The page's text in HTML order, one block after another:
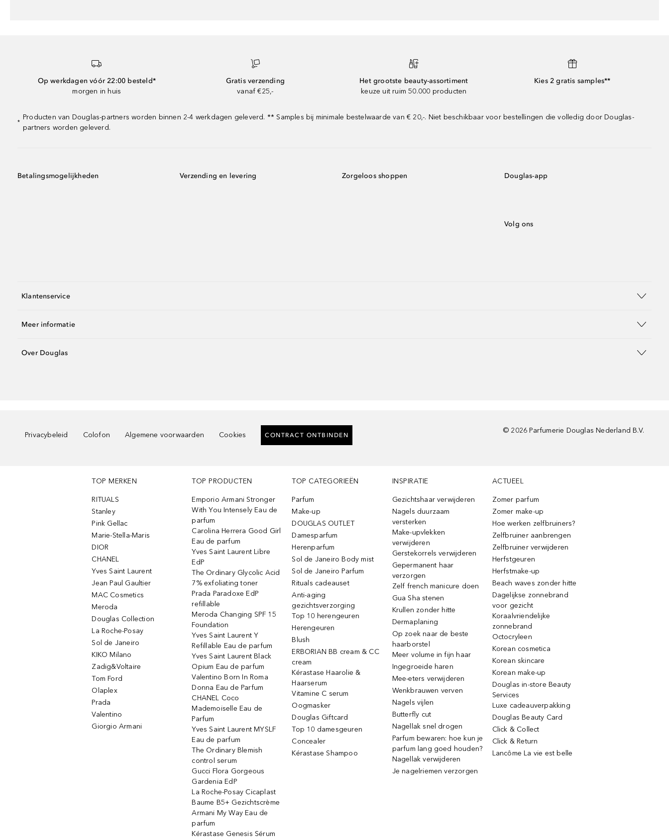
Op werkdagen vóór 22:00 besteld*
morgen in huis
Gratis verzending
vanaf €25,-
Het grootste beauty-assortiment
keuze uit ruim 50.000 producten
Kies 2 gratis samples**
*
Producten van Douglas-partners worden binnen 2-4 werkdagen geleverd. ** Samples bij minimale bestelwaarde van € 20,-. Niet beschikbaar voor bestellingen die volledig door Douglas-
partners worden geleverd.
Betalingsmogelijkheden Verzending en levering Zorgeloos shoppen Douglas-app
Volg ons
Klantenservice
Meer informatie
Over Douglas
Privacybeleid Colofon Algemene voorwaarden Cookies CONTRACT ONTBINDEN
© 2026 Parfumerie Douglas Nederland B.V.
TOP MERKEN
RITUALS
Stanley
Pink Gellac
Marie-Stella-Maris
DIOR
CHANEL
Yves Saint Laurent
Jean Paul Gaultier
MAC Cosmetics
Meroda
Douglas Collection
La Roche-Posay
Sol de Janeiro
KIKO Milano
Zadig&Voltaire
Tom Ford
Olaplex
Prada
Valentino
Giorgio Armani
TOP PRODUCTEN
Emporio Armani Stronger
With You Intensely Eau de
parfum
Carolina Herrera Good Girl
Eau de parfum
Yves Saint Laurent Libre
EdP
The Ordinary Glycolic Acid
7% exfoliating toner
Prada Paradoxe EdP
refillable
Meroda Changing SPF 15
Foundation
Yves Saint Laurent Y
Refillable Eau de parfum
Yves Saint Laurent Black
Opium Eau de parfum
Valentino Born In Roma
Donna Eau de Parfum
CHANEL Coco
Mademoiselle Eau de
Parfum
Yves Saint Laurent MYSLF
Eau de parfum
The Ordinary Blemish
control serum
Gucci Flora Gorgeous
Gardenia EdP
La Roche-Posay Cicaplast
Baume B5+ Gezichtscrème
Armani My Way Eau de
parfum
Kérastase Genesis Sérum
TOP CATEGORIEËN
Parfum
Make-up
DOUGLAS OUTLET
Damesparfum
Herenparfum
Sol de Janeiro Body mist
Sol de Janeiro Parfum
Rituals cadeauset
Anti-aging
gezichtsverzorging
Top 10 herengeuren
Herengeuren
Blush
ERBORIAN BB cream & CC
cream
Kérastase Haarolie &
Haarserum
Vitamine C serum
Oogmasker
Douglas Giftcard
Top 10 damesgeuren
Concealer
Kérastase Shampoo
INSPIRATIE
Gezichtshaar verwijderen
Nagels duurzaam
versterken
Make-upvlekken
verwijderen
Gerstekorrels verwijderen
Gepermanent haar
verzorgen
Zelf french manicure doen
Gua Sha stenen
Krullen zonder hitte
Dermaplaning
Op zoek naar de beste
haarborstel
Meer volume in fijn haar
Ingegroeide haren
Mee-eters verwijderen
Wenkbrauwen verven
Nagels vijlen
Butterfly cut
Nagellak snel drogen
Parfum bewaren: hoe kun je
parfum lang goed houden?
Nagellak verwijderen
Je nagelriemen verzorgen
ACTUEEL
Zomer parfum
Zomer make-up
Hoe werken zelfbruiners?
Zelfbruiner aanbrengen
Zelfbruiner verwijderen
Herfstgeuren
Herfstmake-up
Beach waves zonder hitte
Dagelijkse zonnebrand
voor gezicht
Koraalvriendelijke
zonnebrand
Octocryleen
Korean cosmetica
Korean skincare
Korean make-up
Douglas in-store Beauty
Services
Luxe cadeauverpakking
Douglas Beauty Card
Click & Collect
Click & Return
Lancôme La vie est belle